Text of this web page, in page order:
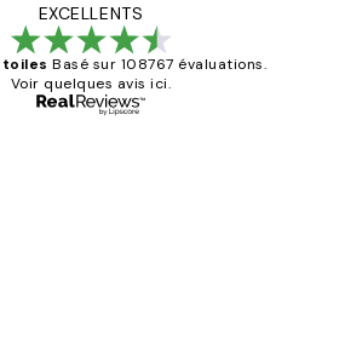
EXCELLENTS
Basé sur 108767 évaluations.
Voir quelques avis ici.